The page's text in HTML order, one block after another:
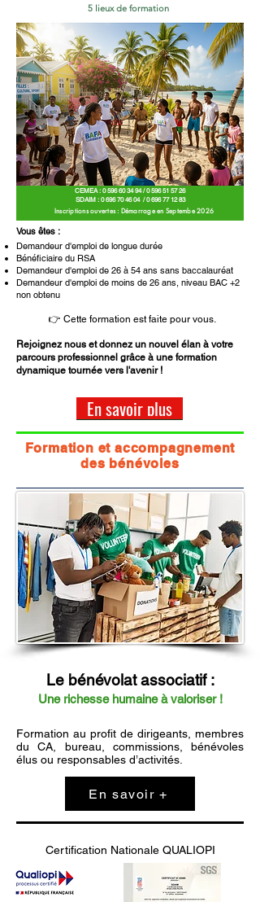
5 lieux de formation
CEMEA : 0 596 60 34 94/0 596 51 57 26
SDAIM : 0 696 70 46 04/0 696 77 12 83
Inscriptions ouvertes : Démarrage en Septembe 2026
Vous êtes :
Demandeur d'emploi de longue durée
Bénéficiaire du RSA
Demandeur d'emploi de 26 à 54 ans sans baccalauréat
Demandeur d'emploi de moins de 26 ans, niveau BAC +2
non obtenu
👉 Cette formation est faite pour vous.
Rejoignez nous et donnez un nouvel élan à votre
parcours professionnel grâce à une formation
dynamique tournée vers l'avenir !
En savoir plus
Formation et accompagnement
des bénévoles
Le bénévolat associatif :
Une richesse humaine à valoriser !
Formation au profit de dirigeants, membres
du CA, bureau, commissions, bénévoles
élus ou responsables d’activités.
En savoir +
Certification Nationale QUALIOPI